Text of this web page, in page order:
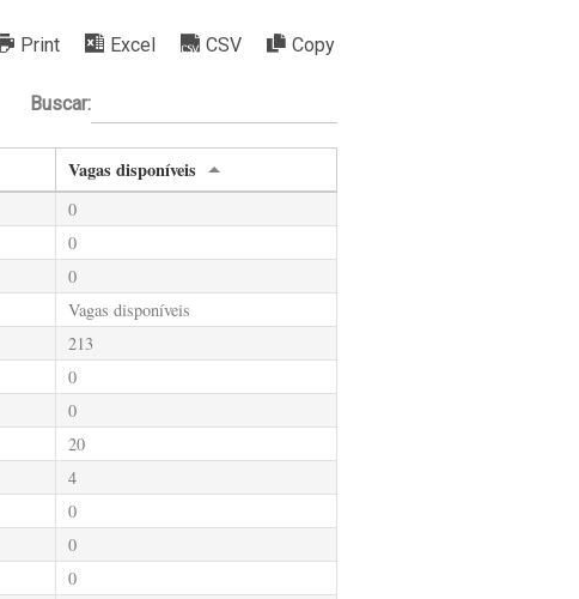
Print Excel CSV Copy
Buscar:
Vagas disponíveis
0
0
0
Vagas disponíveis
213
0
0
20
4
0
0
0